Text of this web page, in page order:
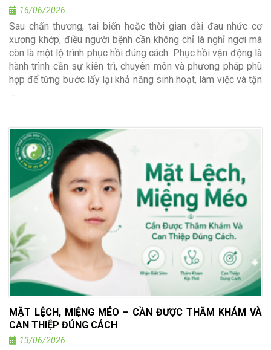
16/06/2026
Sau chấn thương, tai biến hoặc thời gian dài đau nhức cơ
xương khớp, điều người bệnh cần không chỉ là nghỉ ngơi mà
còn là một lộ trình phục hồi đúng cách. Phục hồi vận động là
hành trình cần sự kiên trì, chuyên môn và phương pháp phù
hợp để từng bước lấy lại khả năng sinh hoạt, làm việc và tận
…
MẶT LỆCH, MIỆNG MÉO – CẦN ĐƯỢC THĂM KHÁM VÀ
CAN THIỆP ĐÚNG CÁCH
13/06/2026